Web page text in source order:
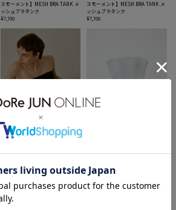
スモーメント】MESH BRA TANK メ
ッシュブラタンク
¥7,700
スモーメント】MESH BRA TANK メ
ッシュブラタンク
¥7,700
【NICENICE MOMENT｜ナイスナイ
スモーメント】KNIT BANDEAU ニ